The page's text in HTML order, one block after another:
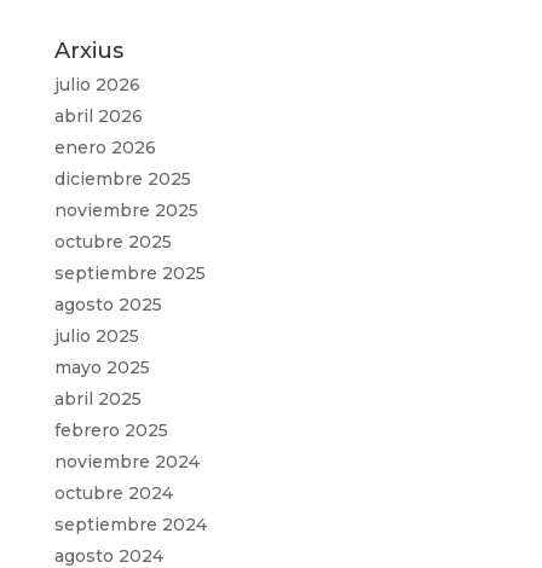
Arxius
julio 2026
abril 2026
enero 2026
diciembre 2025
noviembre 2025
octubre 2025
septiembre 2025
agosto 2025
julio 2025
mayo 2025
abril 2025
febrero 2025
noviembre 2024
octubre 2024
septiembre 2024
agosto 2024